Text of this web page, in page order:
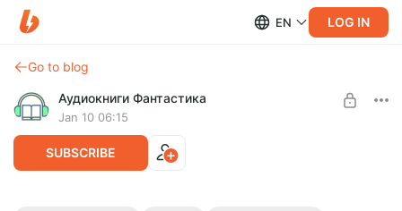
EN LOG IN
Go to blog
Аудиокниги Фантастика
Jan 10 06:15
SUBSCRIBE